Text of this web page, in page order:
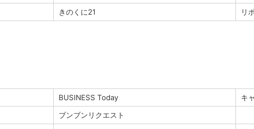
きのくに21 リ
BUSINESS Today
キ
ブンブンリクエスト